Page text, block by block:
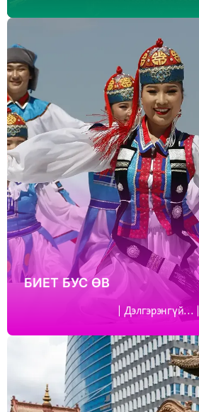
БИЕТ БУС ӨВ
| Дэлгэрэнгүй... |